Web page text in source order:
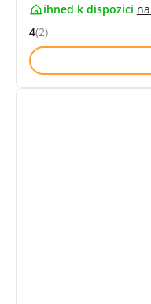
ihned k dispozici na
Hodnocení: 4 z 5 (2
4(2)